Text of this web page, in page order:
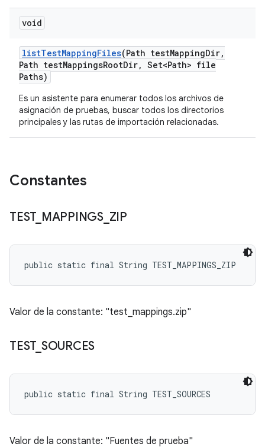
void
listTestMappingFiles(Path testMappingDir,
Path testMappingsRootDir, Set<Path> file
Paths)
Es un asistente para enumerar todos los archivos de
asignación de pruebas, buscar todos los directorios
principales y las rutas de importación relacionadas.
Constantes
TEST_ MAPPINGS_ ZIP
public static final String TEST_MAPPINGS_ZIP
Valor de la constante: "test_mappings.zip"
TEST_ SOURCES
public static final String TEST_SOURCES
Valor de la constante: "Fuentes de prueba"